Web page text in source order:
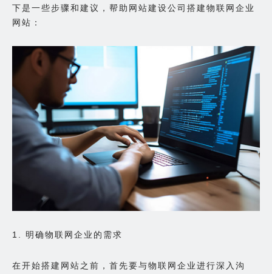
下是一些步骤和建议，帮助网站建设公司搭建物联网企业
网站：
1. 明确物联网企业的需求
在开始搭建网站之前，首先要与物联网企业进行深入沟